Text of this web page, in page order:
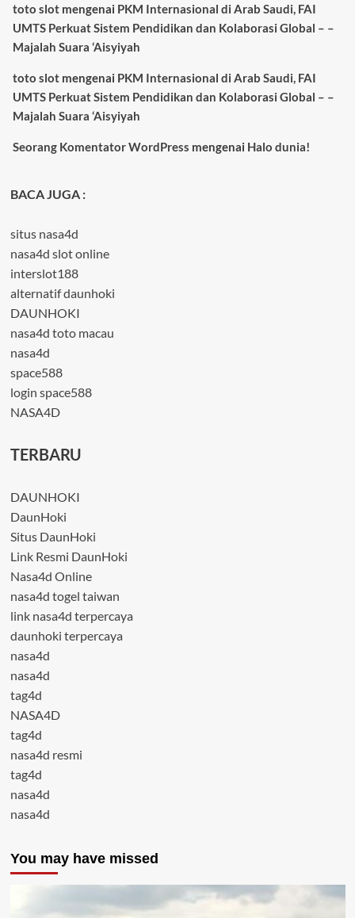
toto slotmengenai PKM Internasional di Arab Saudi, FAI
UMTS Perkuat Sistem Pendidikan dan Kolaborasi Global – –
Majalah Suara ‘Aisyiyah
toto slotmengenai PKM Internasional di Arab Saudi, FAI
UMTS Perkuat Sistem Pendidikan dan Kolaborasi Global – –
Majalah Suara ‘Aisyiyah
Seorang Komentator WordPress mengenai Halo dunia!
BACA JUGA :
situs nasa4d
nasa4d slot online
interslot188
alternatif daunhoki
DAUNHOKI
nasa4d toto macau
nasa4d
space588
login space588
NASA4D
TERBARU
DAUNHOKI
DaunHoki
Situs DaunHoki
Link Resmi DaunHoki
Nasa4d Online
nasa4d togel taiwan
link nasa4d terpercaya
daunhoki terpercaya
nasa4d
nasa4d
tag4d
NASA4D
tag4d
nasa4d resmi
tag4d
nasa4d
nasa4d
You may have missed